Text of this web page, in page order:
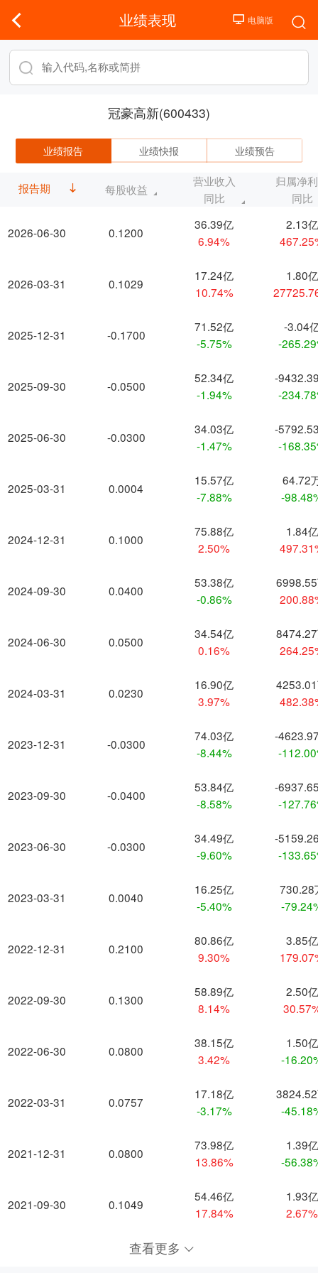
业绩表现
冠豪高新(600433)
业绩报告 业绩快报 业绩预告
报告期
2026-06-30
2026-03-31
2025-12-31
2025-09-30
2025-06-30
2025-03-31
2024-12-31
2024-09-30
2024-06-30
2024-03-31
2023-12-31
2023-09-30
2023-06-30
2023-03-31
2022-12-31
2022-09-30
2022-06-30
2022-03-31
2021-12-31
2021-09-30
每股收益
营业收入
同比
归属净
同比
0.1200
36.39亿
6.94%
2.13亿
0.1029
17.24亿
10.74%
1.80亿
-0.1700
71.52亿
-5.75%
-3.04
-
-0.0500
52.34亿
-1.94%
-
-
-0.0300
34.03亿
-1.47%
-
-
0.0004
15.57亿
-7.88%
64.72
-
0.1000
75.88亿
2.50%
1.84亿
0.0400
53.38亿
-0.86%
0.0500
34.54亿
0.16%
0.0230
16.90亿
3.97%
-0.0300
74.03亿
-8.44%
-
-
-0.0400
53.84亿
-8.58%
-
-
-0.0300
34.49亿
-9.60%
-
-
0.0040
16.25亿
-5.40%
730.28
-
0.2100
80.86亿
9.30%
3.85亿
0.1300
58.89亿
8.14%
2.50亿
0.0800
38.15亿
3.42%
1.50亿
-
0.0757
17.18亿
-3.17%
-
0.0800
73.98亿
13.86%
1.39亿
-
0.1049
54.46亿
17.84%
1.93亿
2.67%
查看更多